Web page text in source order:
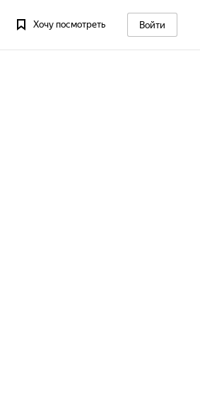
Хочу посмотреть Войти